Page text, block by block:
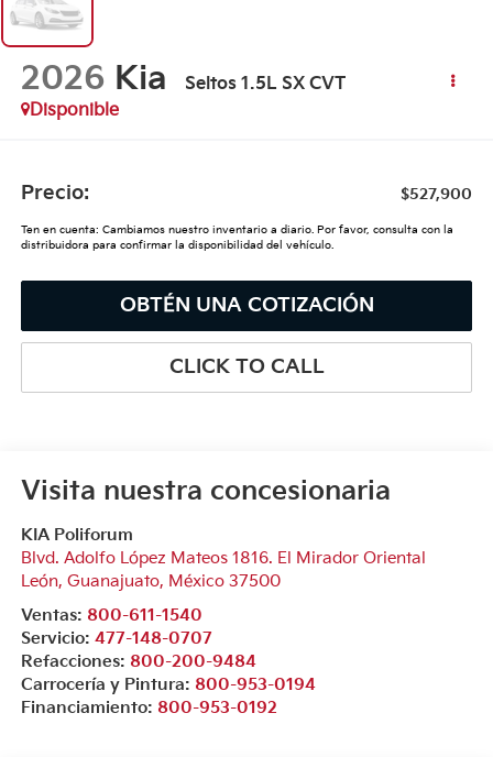
2026 Kia
Seltos 1.5L SX CVT
Disponible
Precio: $527,900
Ten en cuenta: Cambiamos nuestro inventario a diario. Por favor, consulta con la
distribuidora para confirmar la disponibilidad del vehículo.
OBTÉN UNA COTIZACIÓN
CLICK TO CALL
Visita nuestra concesionaria
KIA Poliforum
Blvd. Adolfo López Mateos 1816. El Mirador Oriental
León, Guanajuato, México 37500
Ventas: 800-611-1540
Servicio: 477-148-0707
Refacciones: 800-200-9484
Carrocería y Pintura: 800-953-0194
Financiamiento: 800-953-0192